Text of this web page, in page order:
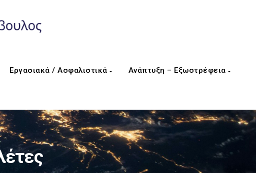
Εργασιακά / Ασφαλιστικά Ανάπτυξη – Εξωστρέφεια